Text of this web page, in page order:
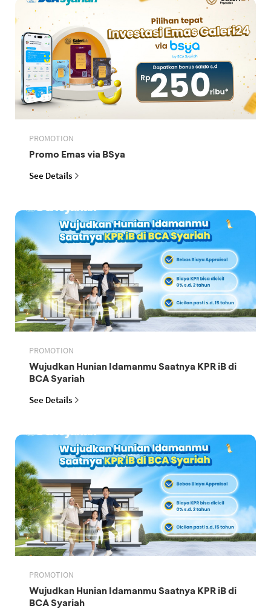
PROMOTION
Promo Emas via BSya
See Details
PROMOTION
Wujudkan Hunian Idamanmu Saatnya KPR iB di
BCA Syariah
See Details
PROMOTION
Wujudkan Hunian Idamanmu Saatnya KPR iB di
BCA Syariah